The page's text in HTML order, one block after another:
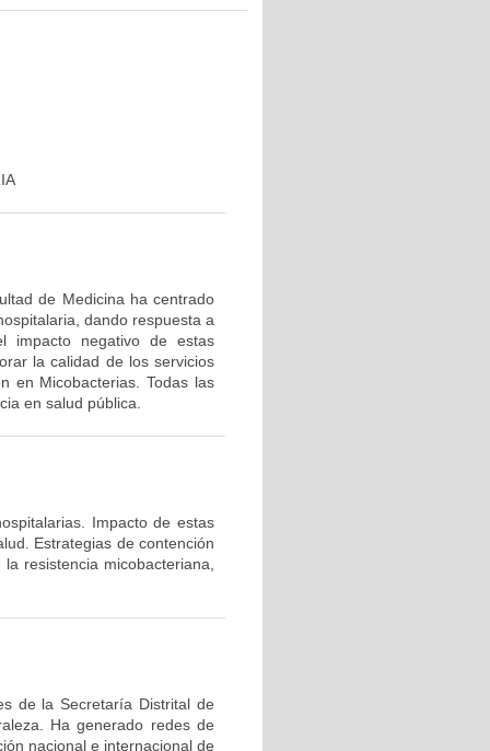
de Medicina ha centrado
dando respuesta a
impacto negativo de estas
la calidad de los servicios
en Micobacterias. Todas las
en salud pública.
Impacto de estas
Estrategias de contención
resistencia micobacteriana,
de la Secretaría Distrital de
Ha generado redes de
nacional e internacional de